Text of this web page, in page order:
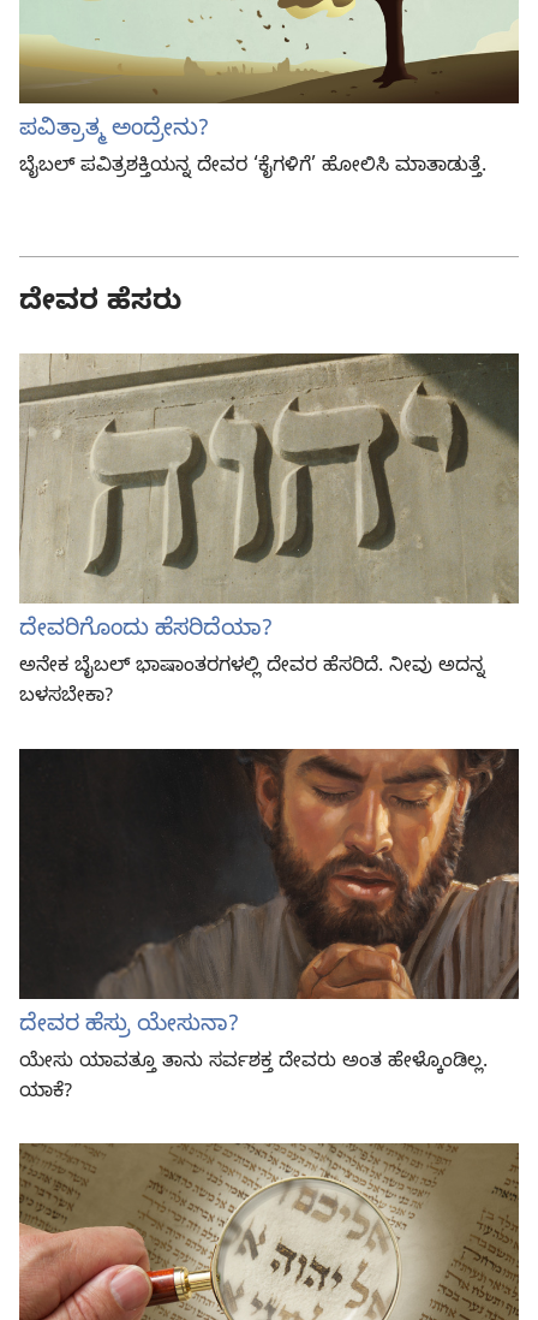
ಪವಿತ್ರಾತ್ಮ ಅಂದ್ರೇನು?
ಬೈಬಲ್‌ ಪವಿತ್ರಶಕ್ತಿಯನ್ನ ದೇವರ ‘ಕೈಗಳಿಗೆ’ ಹೋಲಿಸಿ ಮಾತಾಡುತ್ತೆ.
ದೇವರ ಹೆಸರು
ದೇವರಿಗೊಂದು ಹೆಸರಿದೆಯಾ?
ಅನೇಕ ಬೈಬಲ್‌ ಭಾಷಾಂತರಗಳಲ್ಲಿ ದೇವರ ಹೆಸರಿದೆ. ನೀವು ಅದನ್ನ
ಬಳಸಬೇಕಾ?
ದೇವರ ಹೆಸ್ರು ಯೇಸುನಾ?
ಯೇಸು ಯಾವತ್ತೂ ತಾನು ಸರ್ವಶಕ್ತ ದೇವರು ಅಂತ ಹೇಳ್ಕೊಂಡಿಲ್ಲ.
ಯಾಕೆ?